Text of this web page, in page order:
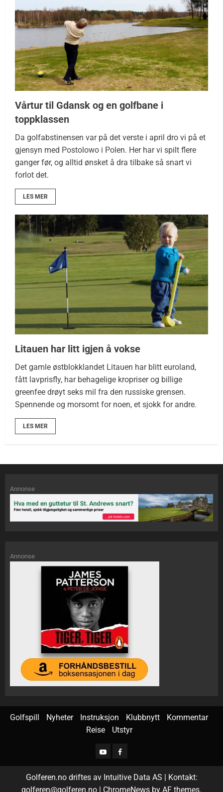
Vårtur til Gdansk og en golfbane i
toppklassen
Da golfabstinensen var på det verste i april dro vi på et
gjensyn med Postolowo i Polen. Her har vi spilt flere
ganger før, og alltid ønsket å dra tilbake så snart vi
forlot det.
LES MER
Litauen har litt igjen å vokse
Det gamle østblokklandet Litauen har blitt euroland,
fått lavprisfly, har behagelige kropriser og billige
greenfee drøyt seks mil fra den russiske grensen.
Spennende og morsomt for noen, et sjokk for andre.
LES MER
Annonse
Annonse
Golfspill Nyheter Instruksjon Klubbnytt
Kommentar
Reise
Utstyr
Golferen.no driftes av Intuitive Data AS | Kontakt:
golferen@golferen.no
ChromeNews by AF themes.